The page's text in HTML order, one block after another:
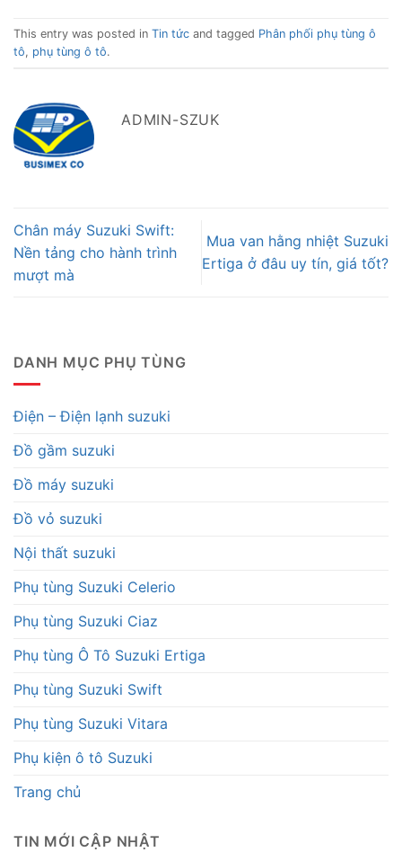
This entry was posted in Tin tức and tagged Phân phối phụ tùng ô
tô, phụ tùng ô tô.
ADMIN-SZUK
Chân máy Suzuki Swift:
Nền tảng cho hành trình
mượt mà
Mua van hằng nhiệt Suzuki
Ertiga ở đâu uy tín, giá tốt?
DANH MỤC PHỤ TÙNG
Điện – Điện lạnh suzuki
Đồ gầm suzuki
Đồ máy suzuki
Đồ vỏ suzuki
Nội thất suzuki
Phụ tùng Suzuki Celerio
Phụ tùng Suzuki Ciaz
Phụ tùng Ô Tô Suzuki Ertiga
Phụ tùng Suzuki Swift
Phụ tùng Suzuki Vitara
Phụ kiện ô tô Suzuki
Trang chủ
TIN MỚI CẬP NHẬT